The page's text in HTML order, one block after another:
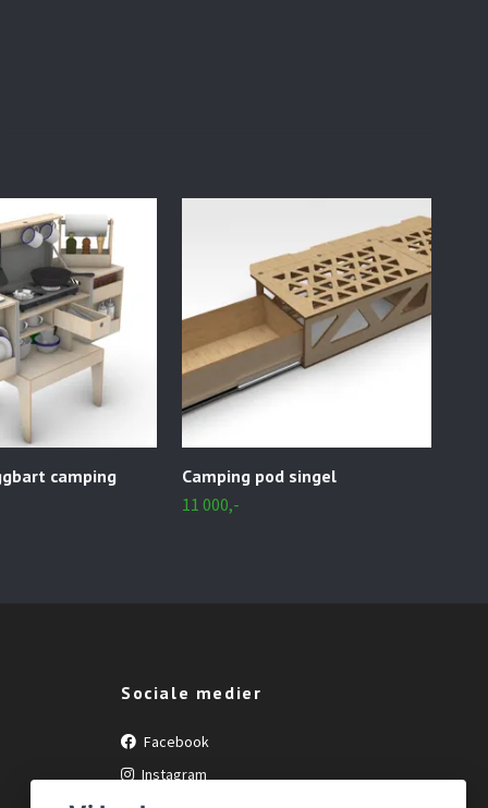
camping
Camping pod singel
11 000,-
Sociale medier
Facebook
Instagram